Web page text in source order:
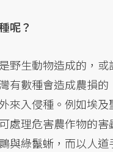
呢？
野生動物造成的，
有數種會造成農損
來入侵種。例如埃
處理危害農作物的
與綠鬣蜥，而以人